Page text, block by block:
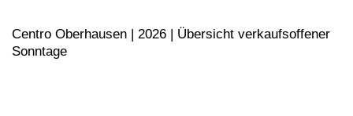
Centro Oberhausen | 2026 | Übersicht verkaufsoffener
Sonntage